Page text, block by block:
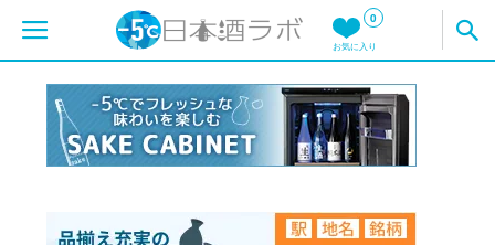
0
お気に入り